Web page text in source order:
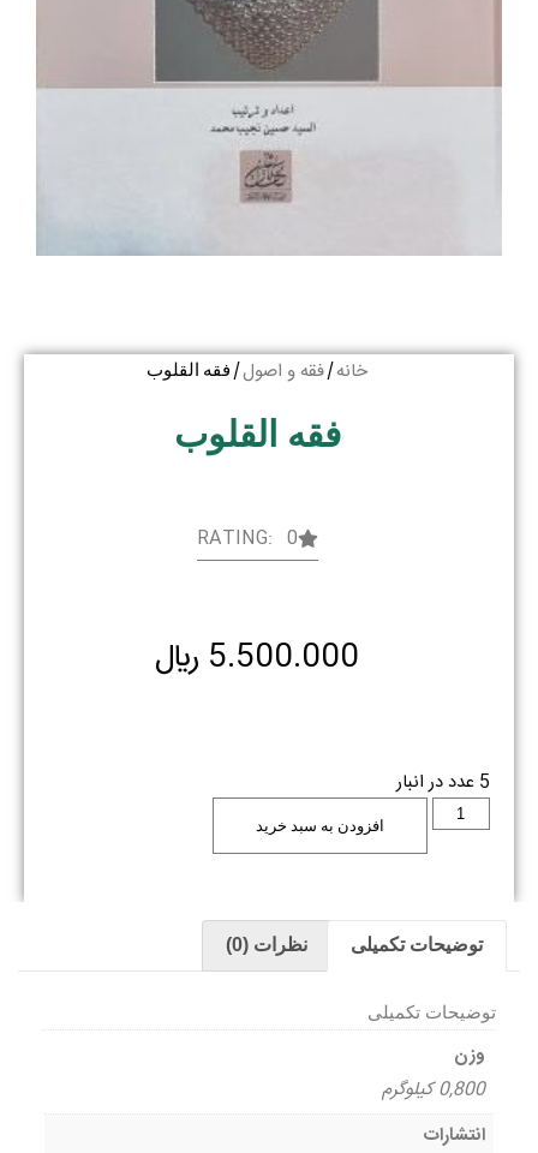
خانه/ فقه و اصول/ فقه القلوب
فقه القلوب
RATING: 0
5.500.000 ﷼
5 عدد در انبار
افزودن به سبد خرید
توضیحات تکمیلی نظرات (0)
توضیحات تکمیلی
وزن
0,800 کیلوگرم
انتشارات